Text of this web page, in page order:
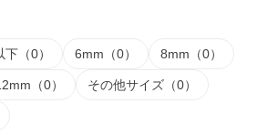
（0） 6mm（0） 8mm（0）
（0） その他サイズ（0）